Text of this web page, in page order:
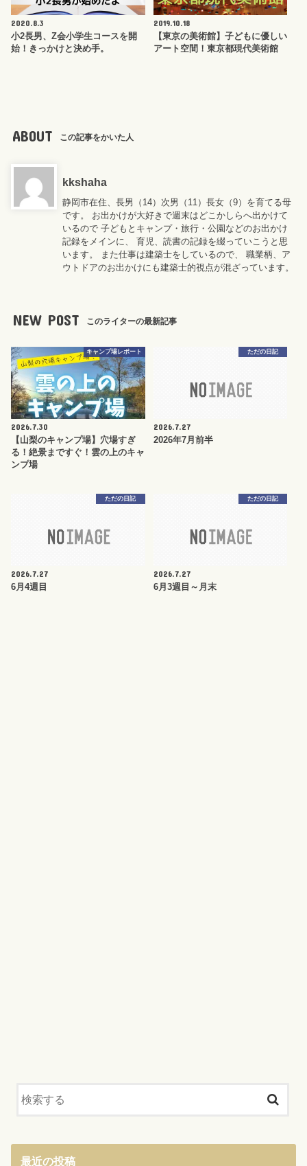
2020.8.3
小2長男、Z会小学生コースを開
始！きっかけと決め手。
2019.10.18
【東京の美術館】子どもに優しい
アート空間！東京都現代美術館
ABOUT この記事をかいた人
kkshaha
静岡市在住、長男（14）次男（11）長女（9）を育てる母
です。 お出かけが大好きで週末はどこかしらへ出かけて
いるので 子どもとキャンプ・旅行・公園などのお出かけ
記録をメインに、 育児、読書の記録を綴っていこうと思
います。 また仕事は建築士をしているので、 職業柄、ア
ウトドアのお出かけにも建築士的視点が混ざっています。
NEW POST このライターの最新記事
キャンプ場レポート
2026.7.30
【山梨のキャンプ場】穴場すぎ
る！絶景まですぐ！雲の上のキャ
ンプ場
ただの日記
2026.7.27
2026年7月前半
ただの日記
2026.7.27
6月4週目
ただの日記
2026.7.27
6月3週目～月末
最近の投稿